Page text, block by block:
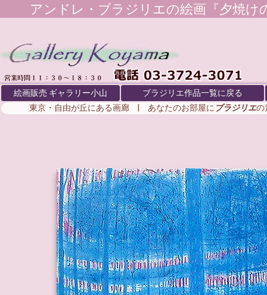
アンドレ・ブラジリエの絵画『夕焼け
絵画販売 ギャラリー小山
ブラジリエ作品一覧に戻る
東京・自由が丘にある画廊 | あなたのお部屋に ブラジリエの